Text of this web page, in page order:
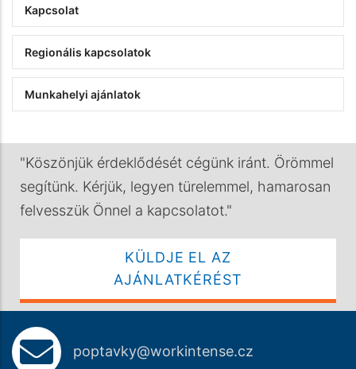
Kapcsolat
Regionális kapcsolatok
Munkahelyi ajánlatok
"Köszönjük érdeklődését cégünk iránt. Örömmel
segítünk. Kérjük, legyen türelemmel, hamarosan
felvesszük Önnel a kapcsolatot."
KÜLDJE EL AZ
AJÁNLATKÉRÉST
poptavky@workintense.cz